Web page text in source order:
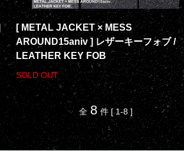
[ METAL JACKET × MESS
AROUND15aniv ] レザーキーフォブ /
LEATHER KEY FOB
SOLD OUT
全 8 件 [ 1-8 ]